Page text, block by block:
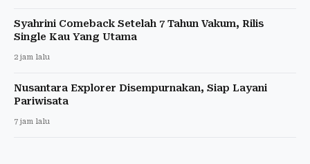
Syahrini Comeback Setelah 7 Tahun Vakum, Rilis
Single Kau Yang Utama
2 jam lalu
Nusantara Explorer Disempurnakan, Siap Layani
Pariwisata
7 jam lalu